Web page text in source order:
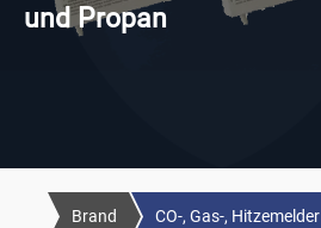
und Propan
Brand CO-, Gas-, Hitzemelder